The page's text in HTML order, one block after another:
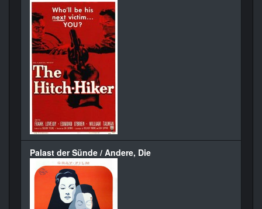
Palast der Sünde / Andere, Die